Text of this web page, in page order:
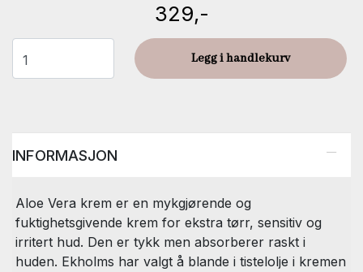
329,-
Legg i handlekurv
INFORMASJON
Aloe Vera krem er en mykgjørende og
fuktighetsgivende krem for ekstra tørr, sensitiv og
irritert hud. Den er tykk men absorberer raskt i
huden. Ekholms har valgt å blande i tistelolje i kremen